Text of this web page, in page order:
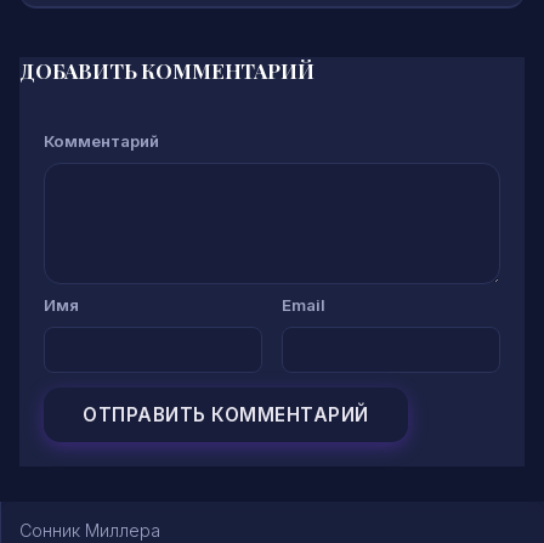
ДОБАВИТЬ КОММЕНТАРИЙ
Комментарий
Имя Email
Сонник Миллера